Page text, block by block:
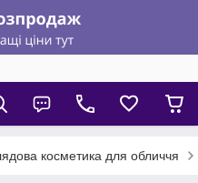
косметика для обличчя